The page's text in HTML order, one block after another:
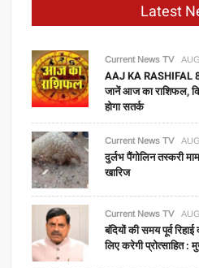
Latest
Current News TV
AAJ KA RASHIFAL
जानें आज का राशिफल,
होगा सतर्क
Current News TV
दुर्लभ पैंगोलिन तस्करी
खारिज
Current News TV
बंदियों की समय पूर्व
लिए करेगी प्रोत्साहित :